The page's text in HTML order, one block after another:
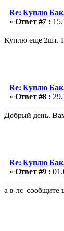
Re: Куплю
« Ответ #7 :
Куплю еще
Re: Куплю
« Ответ #8 :
Добрый день.
Re: Куплю
« Ответ #9 :
а в лс сообщите